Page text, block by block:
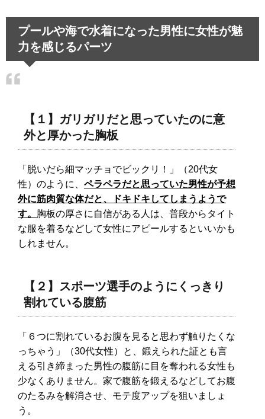
プールや海で水着になった男性に女性が魅
力を感じるパーツ
【１】ガリガリだと思っていたのに意
外と厚かった胸板
「脱いだら細マッチョでビックリ！」（20代女
性）のように、 ペラペラだと思っていた男性が予想
外に筋肉質な体だと、ドキドキしてしまうようで
す。 胸板の厚さに自信がある人は、普段からタイト
な服を着るなどして女性にアピールするといいかも
しれません。
【２】スポーツ選手のようにくっきり
割れている腹筋
「６つに割れているお腹を見ると思わず触りたくな
っちゃう」（30代女性）と、鍛えられた証とも言
える引き締まった男性の腹筋に目を奪われる女性も
少なくありません。家で腹筋を鍛えるなどしてお腹
のたるみを解消させ、モテ度アップを狙いましょ
う。